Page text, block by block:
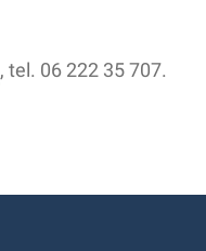
, tel. 06 222 35 707.